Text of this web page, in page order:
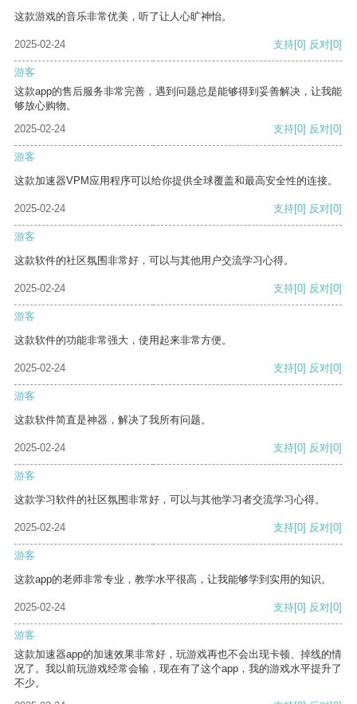
这款游戏的音乐非常优美，听了让人心旷神怡。
2025-02-24 支持[0] 反对[0]
游客
这款app的售后服务非常完善，遇到问题总是能够得到妥善解决，让我能
够放心购物。
2025-02-24
支持[0] 反对[0]
游客
这款加速器VPM应用程序可以给你提供全球覆盖和最高安全性的连接。
2025-02-24 支持[0] 反对[0]
游客
这款软件的社区氛围非常好，可以与其他用户交流学习心得。
2025-02-24 支持[0] 反对[0]
游客
这款软件的功能非常强大，使用起来非常方便。
2025-02-24 支持[0] 反对[0]
游客
这款软件简直是神器，解决了我所有问题。
2025-02-24 支持[0] 反对[0]
游客
这款学习软件的社区氛围非常好，可以与其他学习者交流学习心得。
2025-02-24 支持[0] 反对[0]
游客
这款app的老师非常专业，教学水平很高，让我能够学到实用的知识。
2025-02-24 支持[0] 反对[0]
游客
这款加速器app的加速效果非常好，玩游戏再也不会出现卡顿、掉线的情
况了。我以前玩游戏经常会输，现在有了这个app，我的游戏水平提升了
不少。